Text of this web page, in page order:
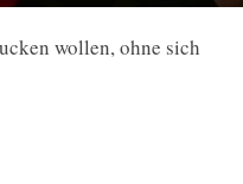
wollen, ohne sich